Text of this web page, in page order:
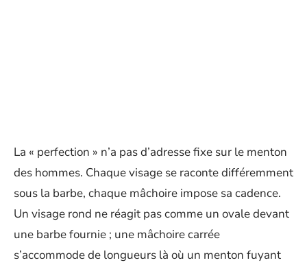
La « perfection » n’a pas d’adresse fixe sur le menton
des hommes. Chaque visage se raconte différemment
sous la barbe, chaque mâchoire impose sa cadence.
Un visage rond ne réagit pas comme un ovale devant
une barbe fournie ; une mâchoire carrée
s’accommode de longueurs là où un menton fuyant